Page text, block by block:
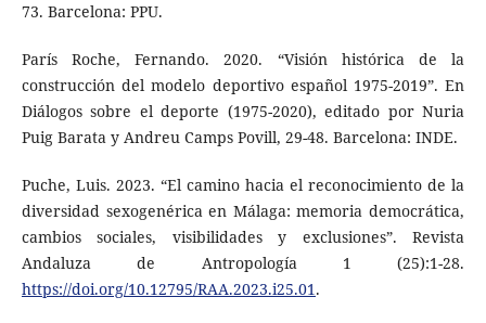
73. Barcelona: PPU.
París Roche, Fernando. 2020. “Visión histórica de la
construcción del modelo deportivo español 1975-2019”. En
Diálogos sobre el deporte (1975-2020), editado por Nuria
Puig Barata y Andreu Camps Povill, 29-48. Barcelona: INDE.
Puche, Luis. 2023. “El camino hacia el reconocimiento de la
diversidad sexogenérica en Málaga: memoria democrática,
cambios sociales, visibilidades y exclusiones”. Revista
Andaluza de Antropología 1 (25):1-28.
https://doi.org/10.12795/RAA.2023.i25.01.